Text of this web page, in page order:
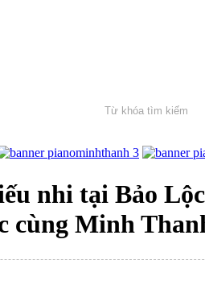
nhi tại Bảo
cùng Minh